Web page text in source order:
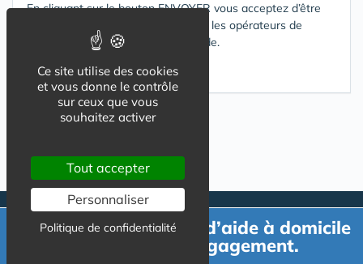
En cliquant sur le bouton ENVOYER vous acceptez d’être
contacté par mail ou téléphone par les opérateurs de
services répondant à votre demande.
Conditions d'utilisation
Demande de devis d’aide à domicile
gratuit et sans engagement.
Ce site utilise des cookies
et vous donne le contrôle
sur ceux que vous
souhaitez activer
Tout accepter
Personnaliser
Politique de confidentialité